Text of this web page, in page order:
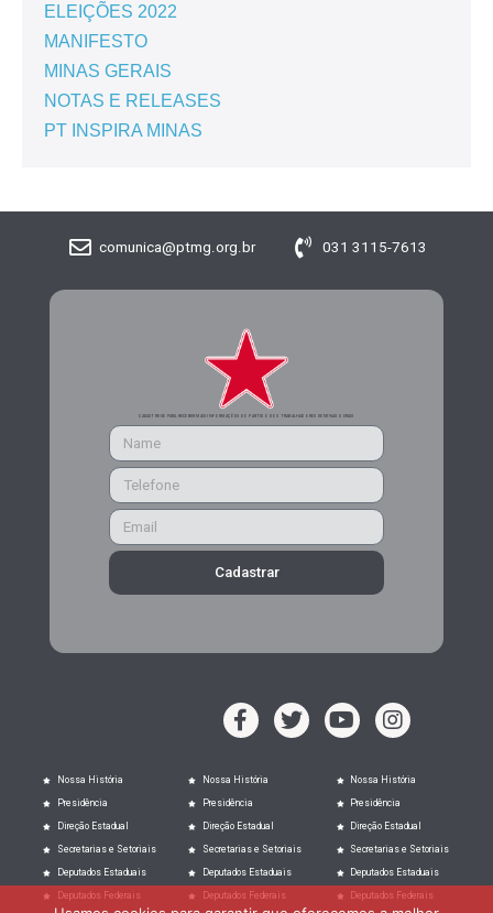
ELEIÇÕES 2022
MANIFESTO
MINAS GERAIS
NOTAS E RELEASES
PT INSPIRA MINAS
comunica@ptmg.org.br 031 3115-7613
CADASTRE-SE PARA RECEBER MAIS INFORMAÇÕES DO PARTIDO DOS TRABALHADORES DE MINAS GERAIS
Cadastrar
Nossa História
Presidência
Direção Estadual
Secretarias e Setoriais
Deputados Estaduais
Deputados Federais
Nossa História
Presidência
Direção Estadual
Secretarias e Setoriais
Deputados Estaduais
Deputados Federais
Nossa História
Presidência
Direção Estadual
Secretarias e Setoriais
Deputados Estaduais
Deputados Federais